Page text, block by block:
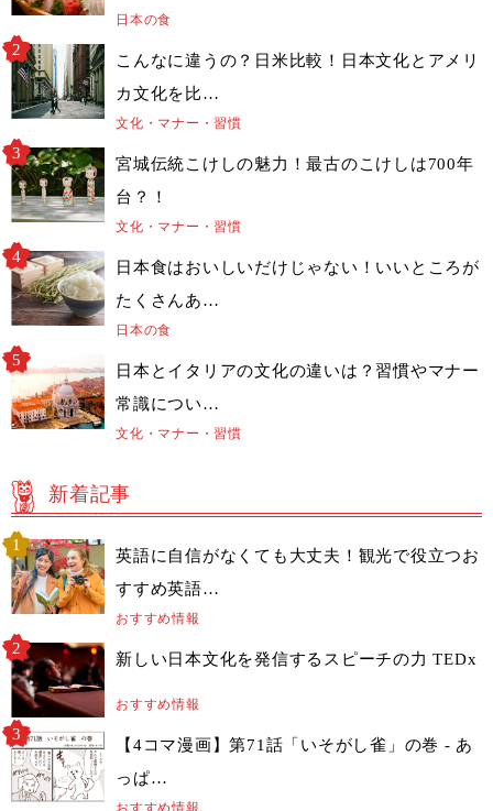
日本の食
こんなに違うの？日米比較！日本文化とアメリ
カ文化を比…
文化・マナー・習慣
宮城伝統こけしの魅力！最古のこけしは700年
台？！
文化・マナー・習慣
日本食はおいしいだけじゃない！いいところが
たくさんあ…
日本の食
日本とイタリアの文化の違いは？習慣やマナー
常識につい…
文化・マナー・習慣
新着記事
英語に自信がなくても大丈夫！観光で役立つお
すすめ英語…
おすすめ情報
新しい日本文化を発信するスピーチの力 TEDx
おすすめ情報
【4コマ漫画】第71話「いそがし雀」の巻 - あ
っぱ…
おすすめ情報